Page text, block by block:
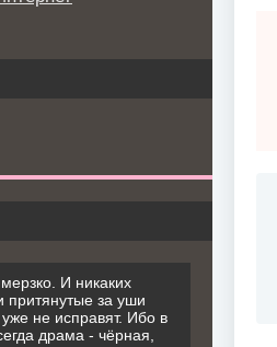
И никаких
притянутые за уши
не исправят. Ибо в
драма - чёрная,